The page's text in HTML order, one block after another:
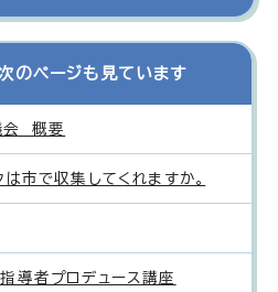
のページも見ています
会 概要
市で収集してくれますか。
者プロデュース講座